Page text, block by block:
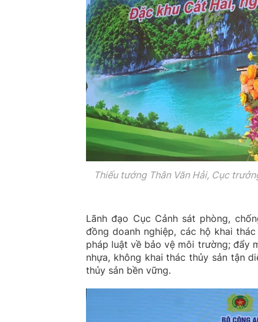
Thiếu tướng Thân Văn Hải, Cục
Lãnh đạo Cục Cảnh sát phòng,
đồng doanh nghiệp, các hộ khai
pháp luật về bảo vệ môi trường; đẩy
nhựa, không khai thác thủy sản tận
thủy sản bền vững.